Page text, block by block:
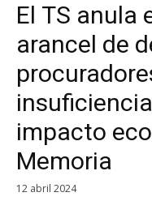
El TS anula
arancel de
impacto
Memoria
12 abril 2024